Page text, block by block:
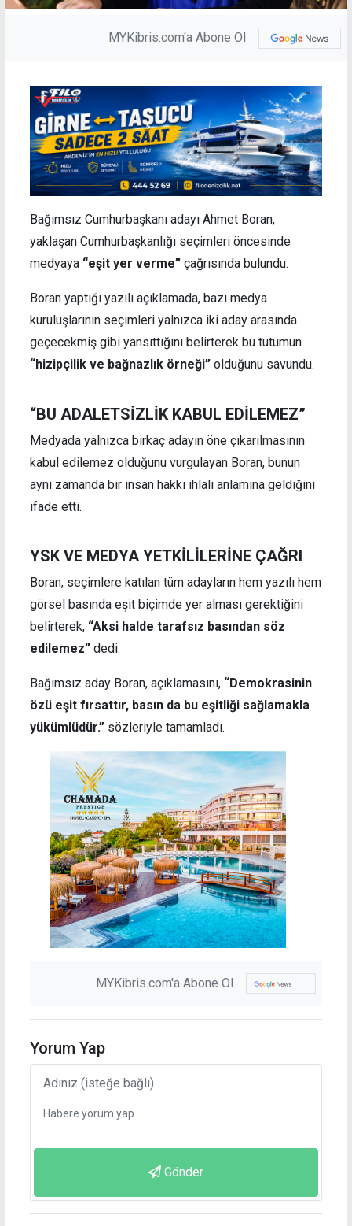
MYKibris.com'a Abone Ol
Bağımsız Cumhurbaşkanı adayı Ahmet Boran,
yaklaşan Cumhurbaşkanlığı seçimleri öncesinde
medyaya “eşit yer verme” çağrısında bulundu.
Boran yaptığı yazılı açıklamada, bazı medya
kuruluşlarının seçimleri yalnızca iki aday arasında
geçecekmiş gibi yansıttığını belirterek bu tutumun
“hizipçilik ve bağnazlık örneği” olduğunu savundu.
“BU ADALETSİZLİK KABUL EDİLEMEZ”
Medyada yalnızca birkaç adayın öne çıkarılmasının
kabul edilemez olduğunu vurgulayan Boran, bunun
aynı zamanda bir insan hakkı ihlali anlamına geldiğini
ifade etti.
YSK VE MEDYA YETKİLİLERİNE ÇAĞRI
Boran, seçimlere katılan tüm adayların hem yazılı hem
görsel basında eşit biçimde yer alması gerektiğini
belirterek, “Aksi halde tarafsız basından söz
edilemez” dedi.
Bağımsız aday Boran, açıklamasını, “Demokrasinin
özü eşit fırsattır, basın da bu eşitliği sağlamakla
yükümlüdür.” sözleriyle tamamladı.
MYKibris.com'a Abone Ol
Yorum Yap
Gönder